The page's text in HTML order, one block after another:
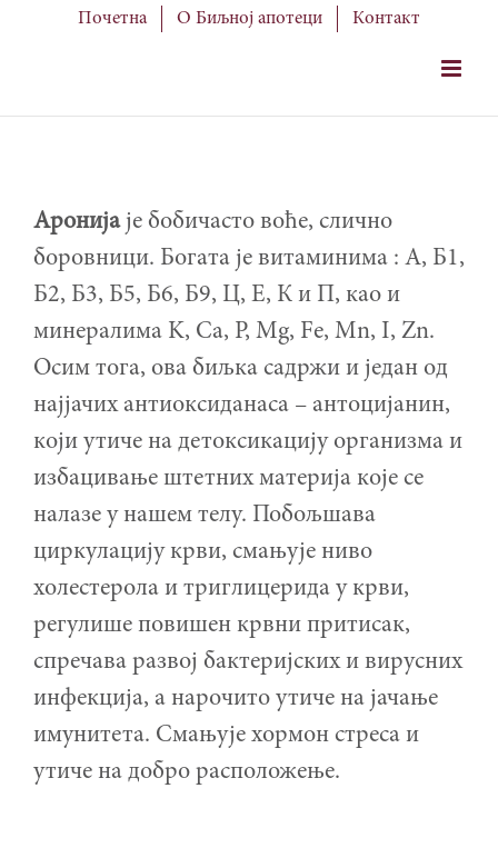
Почетна О Биљној апотеци Контакт
Аронијаје бобичасто воће, слично
боровници. Богата је витаминима : А, Б1,
Б2, Б3, Б5, Б6, Б9, Ц, Е, К и П, као и
минералима K, Ca, P, Mg, Fe, Mn, I, Zn.
Осим тога, ова биљка садржи и један од
најјачих антиоксиданаса – антоцијанин,
који утиче на детоксикацију организма и
избацивање штетних материја које се
налазе у нашем телу. Побољшава
циркулацију крви, смањује ниво
холестерола и триглицерида у крви,
регулише повишен крвни притисак,
спречава развој бактеријских и вирусних
инфекција, а нарочито утиче на јачање
имунитета. Смањује хормон стреса и
утиче на добро расположење.